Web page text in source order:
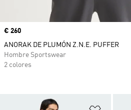
Añadir
Precio
€ 260
ANORAK DE PLUMÓN Z.N.E. PUFFER
Hombre Sportswear
2 colores